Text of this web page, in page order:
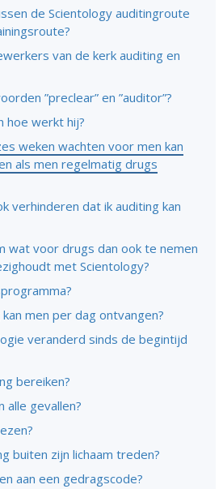
de Scientology auditingroute
van de kerk auditing en
”preclear” en ”auditor”?
hoe werkt hij?
weken wachten voor men kan
als men regelmatig drugs
verhinderen dat ik auditing kan
wat voor drugs dan ook te nemen
met Scientology?
men per dag ontvangen?
veranderd sinds de begintijd
bereiken?
alle gevallen?
buiten zijn lichaam treden?
aan een gedragscode?